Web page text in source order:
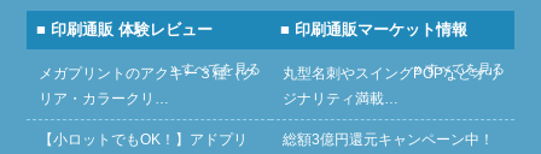
■ 印刷通販 体験レビュー
» すべてを見る
メガプリントのアクキー３種（ク
リア・カラークリ…
【小ロットでもOK！】アドプリ
■ 印刷通販マーケット情報
» すべてを見る
丸型名刺やスイングPOPなどオリ
ジナリティ満載…
総額3億円還元キャンペーン中！